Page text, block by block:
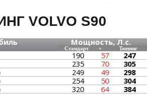
VOLVO S90
Мощность, Л.с.
Стандарт + Тюнинг
190 57 247
235 70 305
249 49 298
254 50 304
320 64 384